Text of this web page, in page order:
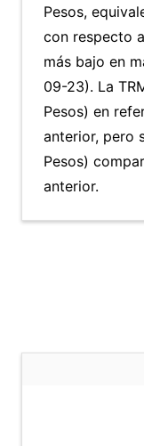
Pesos,
con respecto
más bajo en
09-23). La
Pesos) en
anterior, pero
Pesos)
anterior.